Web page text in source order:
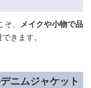
、 メイクや小物で品
きます。
ニムジャケット